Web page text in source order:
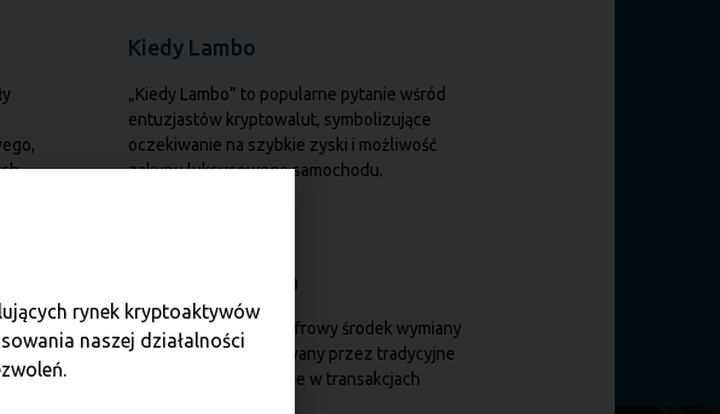
Kiedy Lambo
„Kiedy Lambo” to popularne pytanie wśród
entuzjastów kryptowalut, symbolizujące
oczekiwanie na szybkie zyski i możliwość
zakupu luksusowego samochodu.
i
jak i
Waluta wirtualna
Wirtualna waluta to cyfrowy środek wymiany
wartości, niekontrolowany przez tradycyjne
banki, używany głównie w transakcjach
rynek kryptoaktywów
naszej działalności